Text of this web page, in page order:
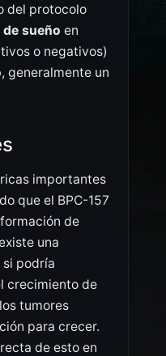
del protocolo
sueño en
o negativos)
, generalmente un
importantes
que el BPC-157
de
una
podría
crecimiento de
tumores
para crecer.
de esto en